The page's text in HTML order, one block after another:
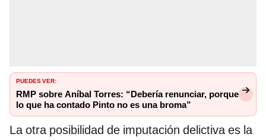
PUEDES VER:
RMP sobre Aníbal Torres: “Debería renunciar, porque
lo que ha contado Pinto no es una broma”
La otra posibilidad de imputación delictiva es la